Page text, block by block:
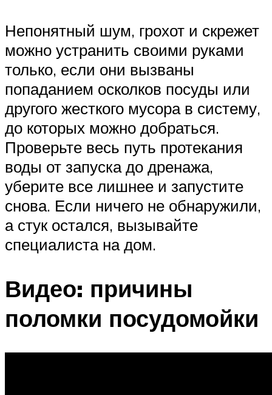
Непонятный шум, грохот и скрежет
можно устранить своими руками
только, если они вызваны
попаданием осколков посуды или
другого жесткого мусора в систему,
до которых можно добраться.
Проверьте весь путь протекания
воды от запуска до дренажа,
уберите все лишнее и запустите
снова. Если ничего не обнаружили,
а стук остался, вызывайте
специалиста на дом.
Видео: причины
поломки посудомойки